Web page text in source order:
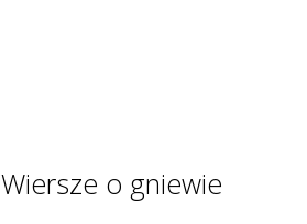
Wiersze o gniewie